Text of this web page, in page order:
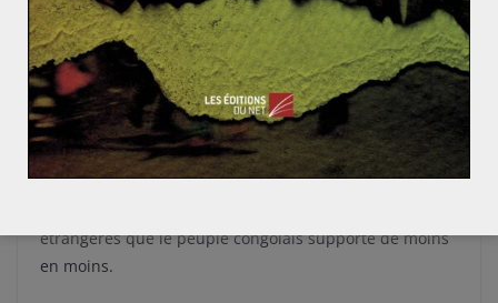
du futur de la RDC. Kabila, formé dans le maquis par
un général rwandais, est soutenu par Kigali, Kampala
et les milices qui savent qu’il est contrôlable.
Cependant il y a fort à parier que Moïse Katumbi,
ancien gouverneur du Katanga et transfuge du parti au
pouvoir qui est le principal opposant à Kabila pour les
élections présidentielles de 2016, s’il était élu président
étrangères que le peuple congolais supporte de moins
en moins.